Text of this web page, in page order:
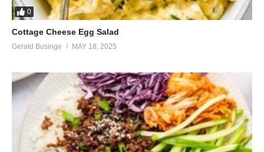
0
Cottage Cheese Egg Salad
Gerald Businge MAY 18, 2025